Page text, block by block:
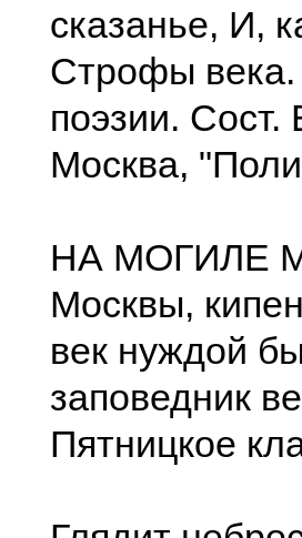
сказанье, И,
Строфы века.
поэзии.
Москва,
НА МОГИЛЕ
Москвы,
век нуждой
заповедник
Пятницкое